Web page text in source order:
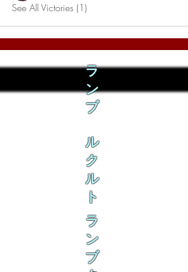
See All Victories (1)
ラ
ン
ブ
ル
ク
ル
ト
ラ
ン
ブ